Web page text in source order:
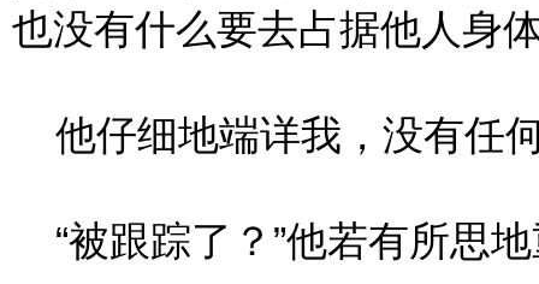
也没有什么要去占据他人身
他仔细地端详我，没有任
“被跟踪了？”他若有所思